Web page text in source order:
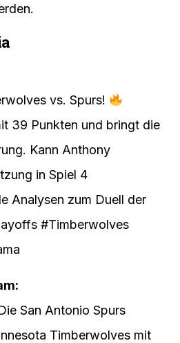
vs. Spurs!
39 Punkten und bringt die
Kann Anthony
in Spiel 4
Analysen zum Duell der
#Timberwolves
San Antonio Spurs
Timberwolves mit